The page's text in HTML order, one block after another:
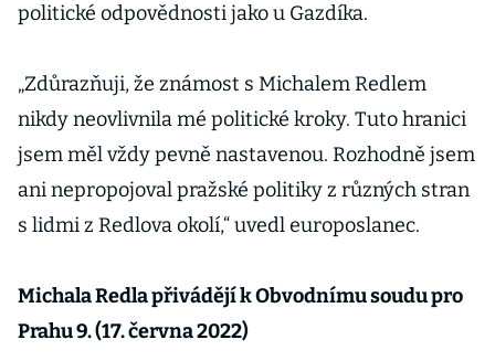
politické odpovědnosti jako u Gazdíka.
„Zdůrazňuji, že známost s Michalem Redlem
nikdy neovlivnila mé politické kroky. Tuto hranici
jsem měl vždy pevně nastavenou. Rozhodně jsem
ani nepropojoval pražské politiky z různých stran
s lidmi z Redlova okolí,“ uvedl europoslanec.
Michala Redla přivádějí k Obvodnímu soudu pro
Prahu 9. (17. června 2022)